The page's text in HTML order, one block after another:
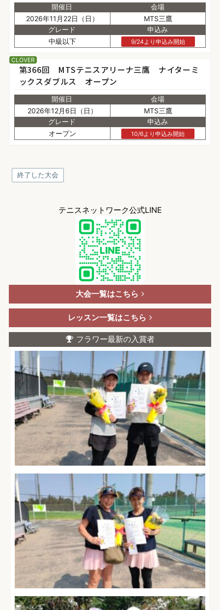
開催日
2026年11月22日（日）
会場
MTS三鷹
グレード
中級以下
申込み
9/24より申込み開始
第366回 MTSテニスアリーナ三鷹 ナイターミ
ックスダブルス オープン
開催日
2026年12月6日（日）
会場
MTS三鷹
グレード
オープン
申込み
10/6より申込み開始
CLOVER
終了した大会
テニスネットワーク公式LINE
大会一覧はこちら
レッスン一覧はこちら
フラワー最新の入賞者